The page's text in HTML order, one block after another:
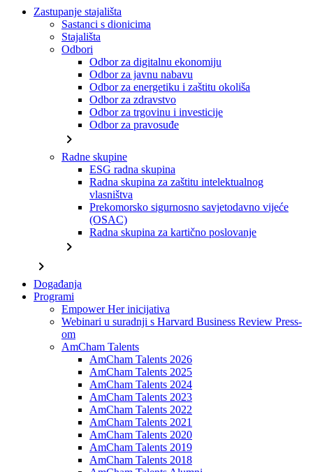
Zastupanje stajališta
Sastanci s dionicima
Stajališta
Odbori
Odbor za digitalnu ekonomiju
Odbor za javnu nabavu
Odbor za energetiku i zaštitu okoliša
Odbor za zdravstvo
Odbor za trgovinu i investicije
Odbor za pravosuđe
chevron_right
Radne skupine
ESG radna skupina
Radna skupina za zaštitu intelektualnog
vlasništva
Prekomorsko sigurnosno savjetodavno vijeće
(OSAC)
Radna skupina za kartično poslovanje
chevron_right
chevron_right
Događanja
Programi
Empower Her inicijativa
Webinari u suradnji s Harvard Business Review Press-
om
AmCham Talents
AmCham Talents 2026
AmCham Talents 2025
AmCham Talents 2024
AmCham Talents 2023
AmCham Talents 2022
AmCham Talents 2021
AmCham Talents 2020
AmCham Talents 2019
AmCham Talents 2018